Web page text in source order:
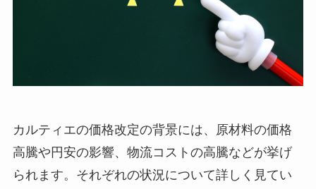
カルティエの価格改定の背景には、原材料の価格
高騰や円安の影響、物流コストの高騰などが挙げ
られます。それぞれの状況について詳しく見てい